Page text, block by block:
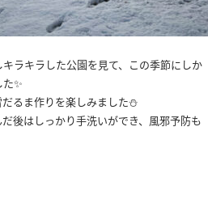
ラキラした公園を見て、この季節にしか
✨
るま作りを楽しみました⛄
後はしっかり手洗いができ、風邪予防も